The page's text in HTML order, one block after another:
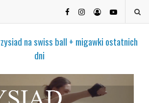
na swiss ball + migawki ostatnich
dni